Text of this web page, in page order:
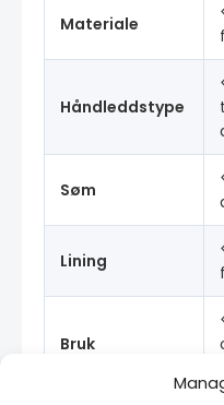
Materiale
Håndleddstype
Søm
Lining
Bruk